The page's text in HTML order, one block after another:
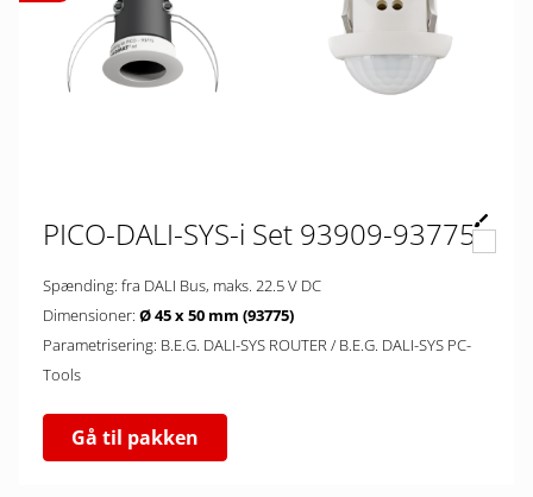
PICO-DALI-SYS-i Set 93909-93775
Spænding: fra DALI Bus, maks. 22.5 V DC
Dimensioner: Ø 45 x 50 mm (93775)
Parametrisering: B.E.G. DALI-SYS ROUTER / B.E.G. DALI-SYS PC-
Tools
Gå til pakken